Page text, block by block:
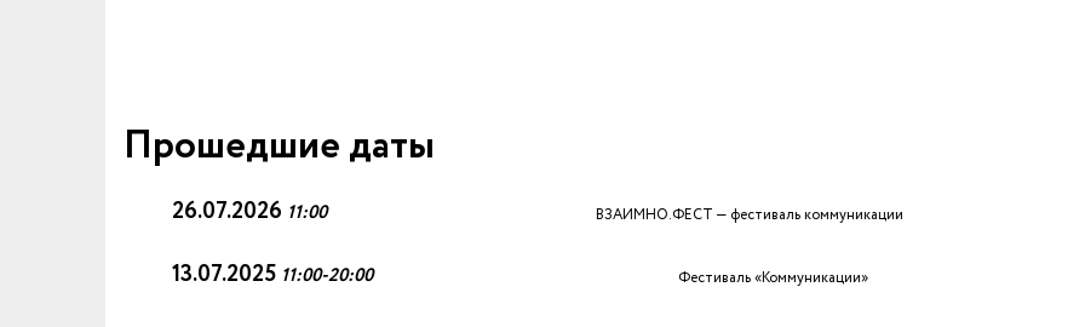
Прошедшие даты
26.07.2026 11:00 ВЗАИМНО.ФЕСТ — фестиваль коммуникации
13.07.2025 11:00-20:00 Фестиваль «Коммуникации»